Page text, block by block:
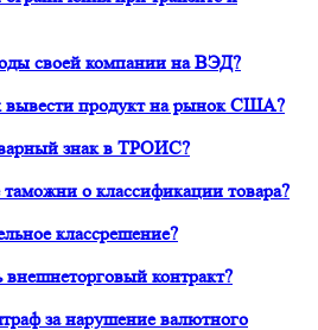
своей компании на ВЭД?
вывести продукт на рынок США?
знак в ТРОИС?
о классификации товара?
классрешение?
внешнеторговый контракт?
за нарушение валютного